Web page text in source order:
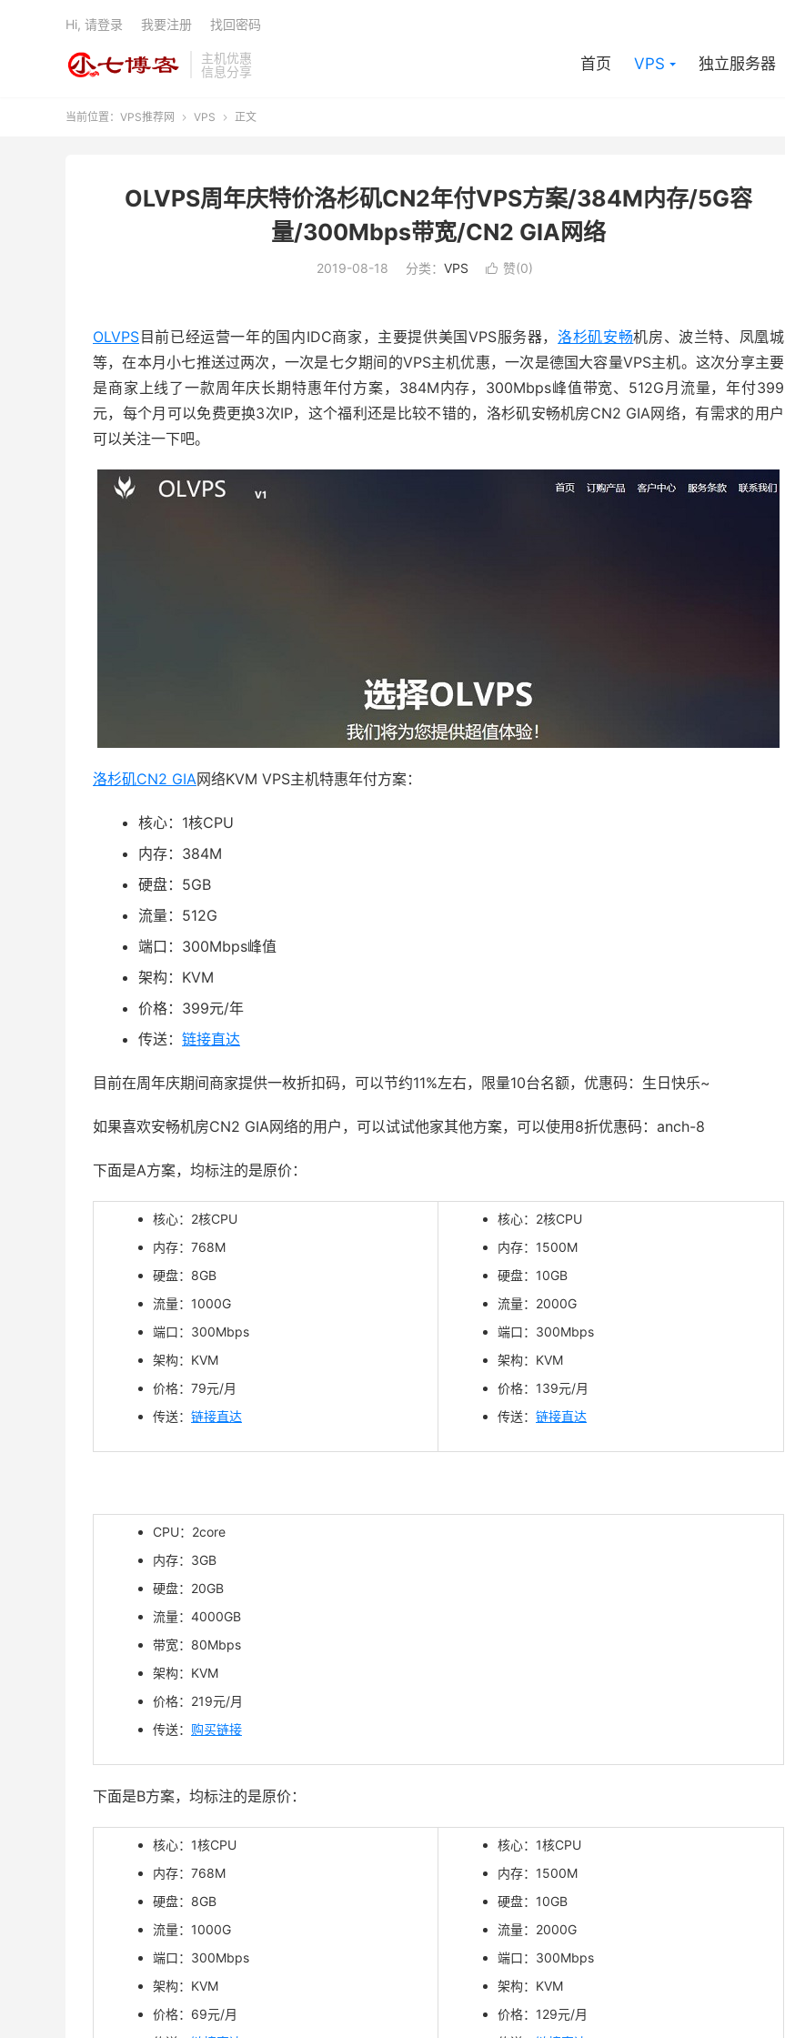
主机优惠
信息分享
首页 VPS 独立服务器
Hi, 请登录 我要注册 找回密码
当前位置： VPS推荐网  VPS  正文
OLVPS周年庆特价洛杉矶CN2年付VPS方案/384M内存/5G容
量/300Mbps带宽/CN2 GIA网络
2019-08-18 分类： VPS  赞(0)
OLVPS 目前已经运营一年的国内IDC商家，主要提供美国VPS服务器，洛杉矶安畅机房、波兰特、凤凰城
等，在本月小七推送过两次，一次是七夕期间的VPS主机优惠，一次是德国大容量VPS主机。这次分享主要
是商家上线了一款周年庆长期特惠年付方案，384M内存，300Mbps峰值带宽、512G月流量，年付399
元，每个月可以免费更换3次IP，这个福利还是比较不错的，洛杉矶安畅机房CN2 GIA网络，有需求的用户
可以关注一下吧。
洛杉矶CN2 GIA网络KVM VPS主机特惠年付方案：
核心：1核CPU
内存：384M
硬盘：5GB
流量：512G
端口：300Mbps峰值
架构：KVM
价格：399元/年
传送： 链接直达
目前在周年庆期间商家提供一枚折扣码，可以节约11%左右，限量10台名额，优惠码：生日快乐~
如果喜欢安畅机房CN2 GIA网络的用户，可以试试他家其他方案，可以使用8折优惠码：anch-8
下面是A方案，均标注的是原价：
核心：2核CPU
内存：768M
硬盘：8GB
流量：1000G
端口：300Mbps
架构：KVM
价格：79元/月
传送： 链接直达
核心：2核CPU
内存：1500M
硬盘：10GB
流量：2000G
端口：300Mbps
架构：KVM
价格：139元/月
传送： 链接直达
CPU：2core
内存：3GB
硬盘：20GB
流量：4000GB
带宽：80Mbps
架构：KVM
价格：219元/月
传送： 购买链接
下面是B方案，均标注的是原价：
核心：1核CPU
内存：768M
硬盘：8GB
流量：1000G
端口：300Mbps
架构：KVM
价格：69元/月
核心：1核CPU
内存：1500M
硬盘：10GB
流量：2000G
端口：300Mbps
架构：KVM
价格：129元/月